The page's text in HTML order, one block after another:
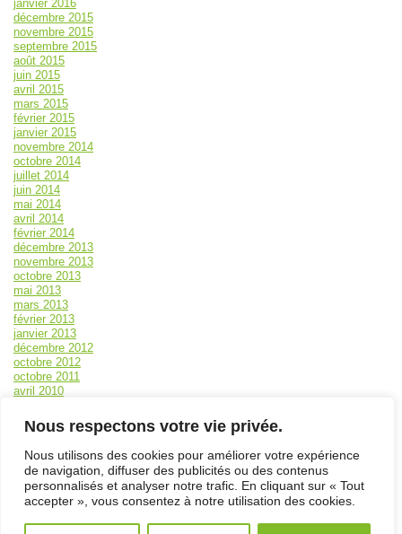
Nous respectons votre vie privée.
Nous utilisons des cookies pour améliorer votre expérience
de navigation, diffuser des publicités ou des contenus
personnalisés et analyser notre trafic. En cliquant sur « Tout
accepter », vous consentez à notre utilisation des cookies.
janvier 2016
décembre 2015
novembre 2015
septembre 2015
août 2015
juin 2015
avril 2015
mars 2015
février 2015
janvier 2015
novembre 2014
octobre 2014
juillet 2014
juin 2014
mai 2014
avril 2014
février 2014
décembre 2013
novembre 2013
octobre 2013
mai 2013
mars 2013
février 2013
janvier 2013
décembre 2012
octobre 2012
octobre 2011
avril 2010
Méta
Connexion
ACCUEIL / PLAN DU SITE NOUS JOINDRE
/
POLITIQUE DE CONFIDENTIALITÉ
/ ENGLISH